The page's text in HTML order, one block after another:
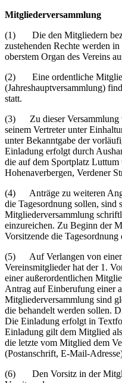
Mitgliederversammlung
(1) Die den Mitgliedern
zustehenden Rechte werden
oberstem Organ des Vereins
(2) Eine ordentliche
(Jahreshauptversammlung)
statt.
(3) Zu dieser Versammlung
seinem Vertreter unter
unter Bekanntgabe der
Einladung erfolgt durch
die auf dem Sportplatz
Hohenaverbergen, Verdener
(4) Anträge zu weiteren
die Tagesordnung sollen, sind
Mitgliederversammlung
einzureichen. Zu Beginn der
Vorsitzende die Tagesordnung
(5) Auf Verlangen von
Vereinsmitglieder hat der 1.
einer außerordentlichen
Antrag auf Einberufung einer
Mitgliederversammlung sind
die behandelt werden sollen.
Die Einladung erfolgt in
Einladung gilt dem Mitglied
die letzte vom Mitglied dem
(Postanschrift, E-Mail-
(6) Den Vorsitz in der